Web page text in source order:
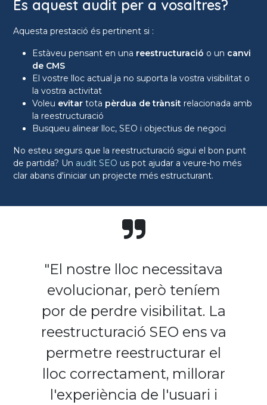
És aquest audit per a vosaltres?
Aquesta prestació és pertinent si :
Estàveu pensant en una reestructuració o un canvi
de CMS
El vostre lloc actual ja no suporta la vostra visibilitat o
la vostra activitat
Voleu evitartota pèrdua de trànsit relacionada amb
la reestructuració
Busqueu alinear lloc, SEO i objectius de negoci
No esteu segurs que la reestructuració sigui el bon punt
de partida? Un audit SEO us pot ajudar a veure-ho més
clar abans d'iniciar un projecte més estructurant.
"El nostre lloc necessitava
evolucionar, però teníem
por de perdre visibilitat. La
reestructuració SEO ens va
permetre reestructurar el
lloc correctament, millorar
l'experiència de l'usuari i